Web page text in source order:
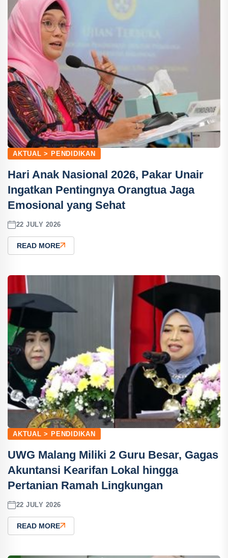
AKTUAL > PENDIDIKAN
Hari Anak Nasional 2026, Pakar Unair
Ingatkan Pentingnya Orangtua Jaga
Emosional yang Sehat
22 JULY 2026
READ MORE
AKTUAL > PENDIDIKAN
UWG Malang Miliki 2 Guru Besar, Gagas
Akuntansi Kearifan Lokal hingga
Pertanian Ramah Lingkungan
22 JULY 2026
READ MORE